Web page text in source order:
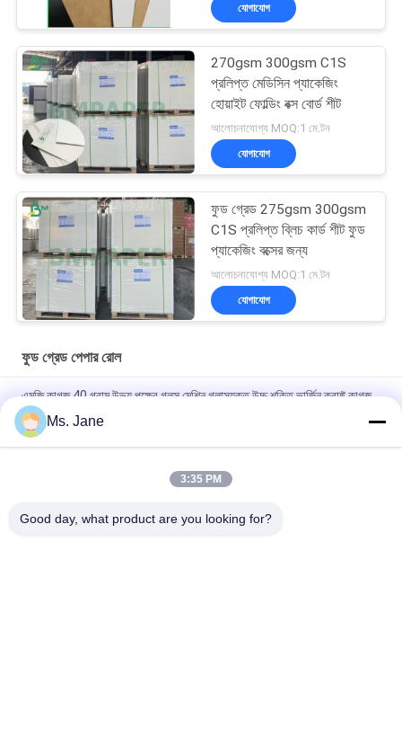
যোগাযোগ
270gsm 300gsm C1S
প্রলিপ্ত মেডিসিন প্যাকেজিং
হোয়াইট ফোল্ডিং বক্স বোর্ড শীট
আলোচনাযোগ্য MOQ:1 মে.টন
যোগাযোগ
ফুড গ্রেড 275gsm 300gsm
C1S প্রলিপ্ত ব্লিচ কার্ড শীট ফুড
প্যাকেজিং বক্সের জন্য
আলোচনাযোগ্য MOQ:1 মে.টন
যোগাযোগ
ফুড গ্রেড পেপার রোল
এমজি কাগজ 40 গ্রাম উভয় পক্ষের গ্লস মেশিন গ্লাসযুক্ত উচ্চ শক্তি ভার্জিন ক্রাফ্ট কাগজ
৮০/৯০ গ্রাম ডাবল সাইড সলিড ব্ল্যাক ক্রাফট পেপার ফুড গ্রেড নটস ও শুকনো ফল
প্যাকেজিংয়ের জন্য
BMPAPER উচ্চ শ্বাস প্রশ্বাসের টেক্সচারযুক্ত তামাক রোলিং পেপার 25gsm ছোট
Ms. Jane
3:35 PM
Good day, what product are you looking for?